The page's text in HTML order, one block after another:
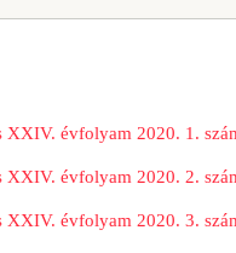
XXIV. évfolyam 2020. 1.
XXIV. évfolyam 2020. 2.
XXIV. évfolyam 2020. 3.